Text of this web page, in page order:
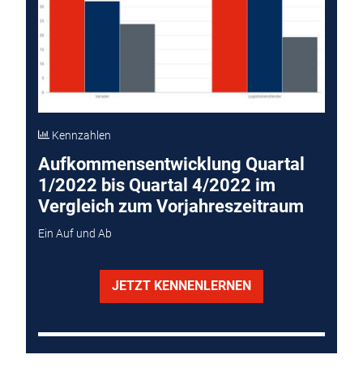
Kennzahlen
Aufkommensentwicklung Quartal
1/2022 bis Quartal 4/2022 im
Vergleich zum Vorjahreszeitraum
Ein Auf und Ab
JETZT KENNENLERNEN